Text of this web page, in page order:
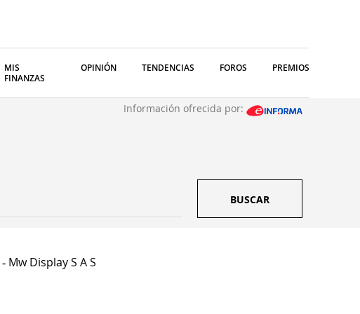
MIS
FINANZAS
OPINIÓN TENDENCIAS FOROS PREMIOS
Información ofrecida por:
BUSCAR
- Mw Display S A S